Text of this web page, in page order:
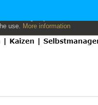
or third parties cookies to:
advertising. If you continue
use. More information